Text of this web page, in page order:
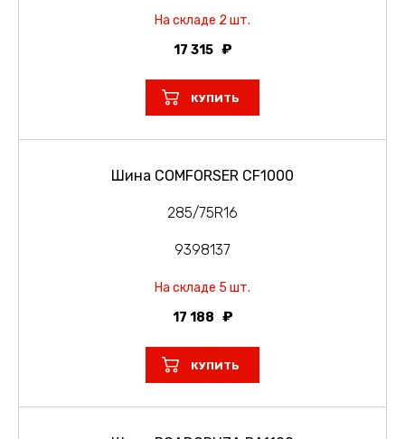
На складе 2 шт.
17 315
КУПИТЬ
Шина COMFORSER CF1000
285/75R16
9398137
На складе 5 шт.
17 188
КУПИТЬ